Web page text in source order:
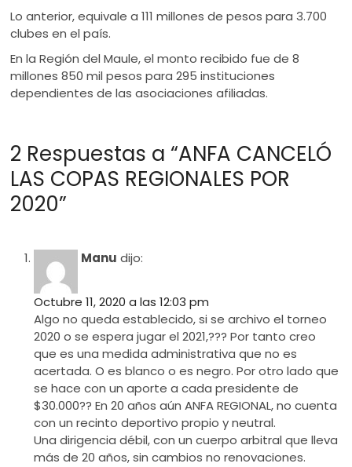
Lo anterior, equivale a 111 millones de pesos para 3.700
clubes en el país.
En la Región del Maule, el monto recibido fue de 8
millones 850 mil pesos para 295 instituciones
dependientes de las asociaciones afiliadas.
2 Respuestas a “ANFA CANCELÓ
LAS COPAS REGIONALES POR
2020”
Manu dijo:
Octubre 11, 2020 a las 12:03 pm
Algo no queda establecido, si se archivo el torneo
2020 o se espera jugar el 2021,??? Por tanto creo
que es una medida administrativa que no es
acertada. O es blanco o es negro. Por otro lado que
se hace con un aporte a cada presidente de
$30.000?? En 20 años aún ANFA REGIONAL, no cuenta
con un recinto deportivo propio y neutral.
Una dirigencia débil, con un cuerpo arbitral que lleva
más de 20 años, sin cambios no renovaciones.